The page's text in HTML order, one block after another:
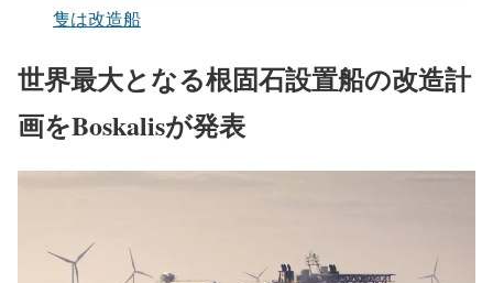
隻は改造船
世界最大となる根固石設置船の改造計
画をBoskalisが発表